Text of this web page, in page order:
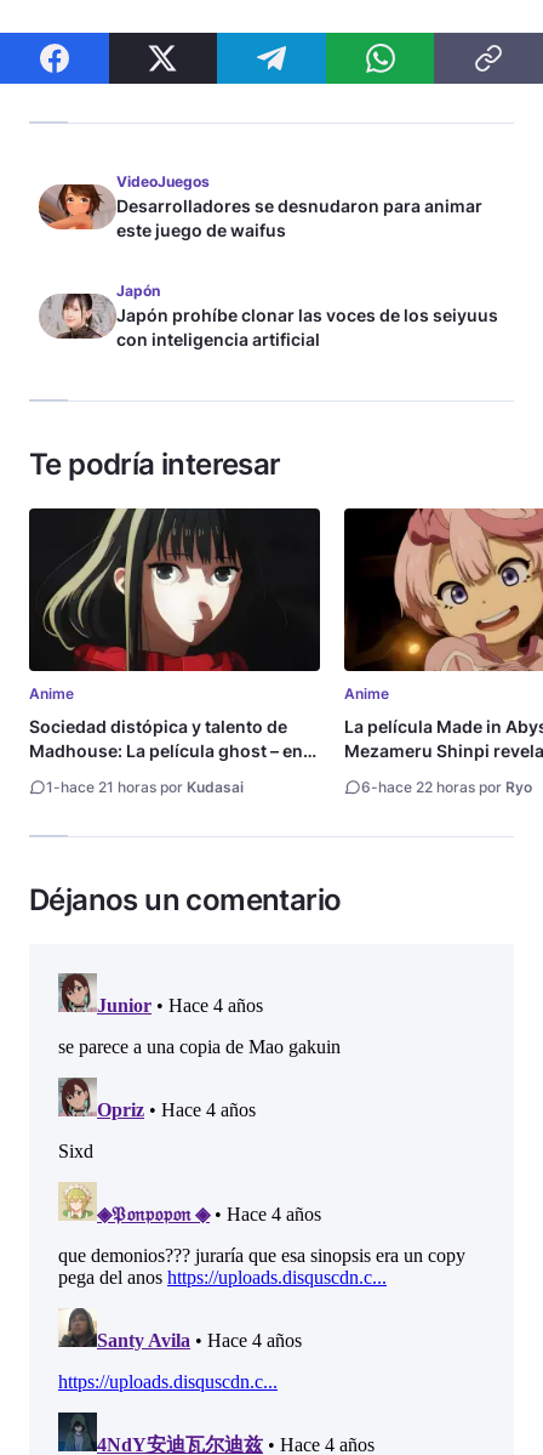
VideoJuegos
Desarrolladores se desnudaron para animar
este juego de waifus
Japón
Japón prohíbe clonar las voces de los seiyuus
con inteligencia artificial
Te podría interesar
Anime
Sociedad distópica y talento de
Madhouse: La película ghost – end
1-hace 21 horas por Kudasai
Anime
La película Made in
Mezameru Shinpi
6-hace 22 horas por Ryo
Déjanos un comentario